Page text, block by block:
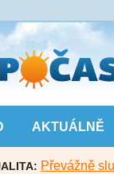
AKTUÁLNĚ
Převážně